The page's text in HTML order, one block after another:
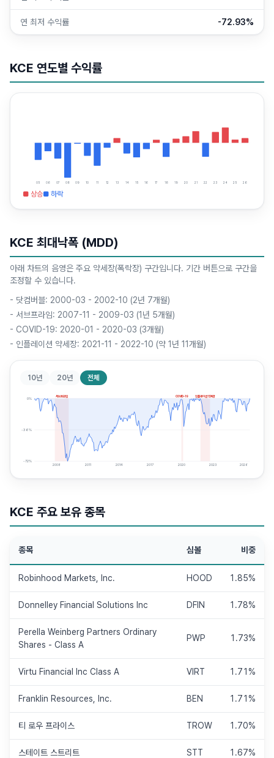
연 최저 수익률 -72.93%
KCE 연도별 수익률
05 06 07 08 09 10 11 12 13 14 15 16 17 18 19 20 21 22 23 24 25 26
■ 상승■ 하락
KCE 최대낙폭 (MDD)
아래 차트의 음영은 주요 약세장(폭락장) 구간입니다. 기간 버튼으로 구간을
조정할 수 있습니다.
- 닷컴버블: 2000-03 - 2002-10 (2년 7개월)
- 서브프라임: 2007-11 - 2009-03 (1년 5개월)
- COVID-19: 2020-01 - 2020-03 (3개월)
- 인플레이션 약세장: 2021-11 - 2022-10 (약 1년 11개월)
10년 20년 전체
서브프라임 COVID-19 인플레이션 약세장
0%
-36%
-72%
2008 2011 2014 2017 2020 2023 2026
KCE 주요 보유 종목
종목 심볼 비중
Robinhood Markets, Inc. HOOD 1.85%
Donnelley Financial Solutions Inc DFIN 1.78%
Perella Weinberg Partners Ordinary
Shares - Class A
PWP 1.73%
Virtu Financial Inc Class A VIRT 1.71%
Franklin Resources, Inc. BEN 1.71%
티 로우 프라이스 TROW 1.70%
스테이트 스트리트 STT 1.67%